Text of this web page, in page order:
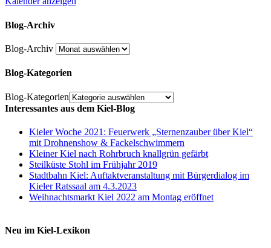
Blog-Archiv
Blog-Archiv
Blog-Kategorien
Blog-Kategorien
Interessantes aus dem Kiel-Blog
Kieler Woche 2021: Feuerwerk „Sternenzauber über Kiel“
mit Drohnenshow & Fackelschwimmern
Kleiner Kiel nach Rohrbruch knallgrün gefärbt
Steilküste Stohl im Frühjahr 2019
Stadtbahn Kiel: Auftaktveranstaltung mit Bürgerdialog im
Kieler Ratssaal am 4.3.2023
Weihnachtsmarkt Kiel 2022 am Montag eröffnet
Neu im Kiel-Lexikon